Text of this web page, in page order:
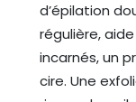
d’épilation
régulière,
incarnés, un
cire. Une